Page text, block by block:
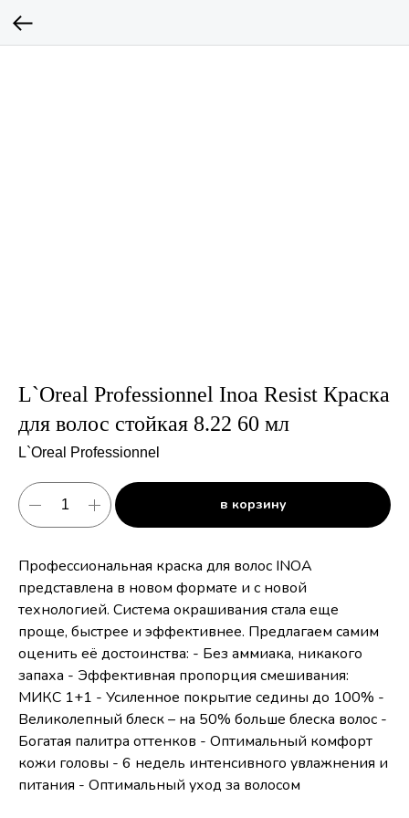
L`Oreal Professionnel Inoa Resist Краска
для волос стойкая 8.22 60 мл
L`Oreal Professionnel
в корзину
Профессиональная краска для волос INOA
представлена в новом формате и с новой
технологией. Система окрашивания стала еще
проще, быстрее и эффективнее. Предлагаем самим
оценить её достоинства: - Без аммиака, никакого
запаха - Эффективная пропорция смешивания:
МИКС 1+1 - Усиленное покрытие седины до 100% -
Великолепный блеск – на 50% больше блеска волос -
Богатая палитра оттенков - Оптимальный комфорт
кожи головы - 6 недель интенсивного увлажнения и
питания - Оптимальный уход за волосом